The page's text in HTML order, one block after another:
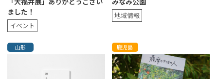
ました！
イベント
地域情報
山形 鹿児島